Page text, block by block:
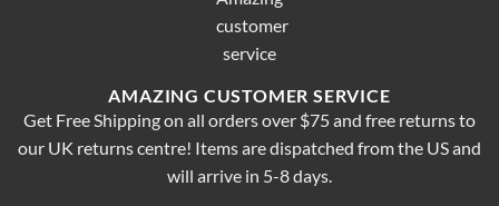
AMAZING CUSTOMER SERVICE
Get Free Shipping on all orders over $75 and free returns to
our UK returns centre! Items are dispatched from the US and
will arrive in 5-8 days.